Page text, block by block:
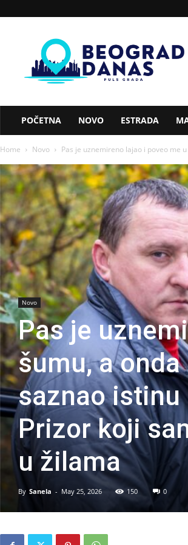
Beograd
Danas
POČETNA NOVO ESTRADA
Home Novo Pas je uznemireno lajao i poveo me
Novo
Pas je
šumu, a
saznao istinu
Prizor koji
u žilama
By Sanela - May 25, 2026 150 0